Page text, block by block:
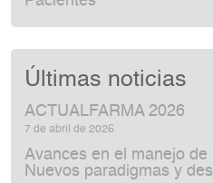
Últimas noticias
ACTUALFARMA 2026
7 de abril de 2026
Avances en el manejo
Nuevos paradigmas y